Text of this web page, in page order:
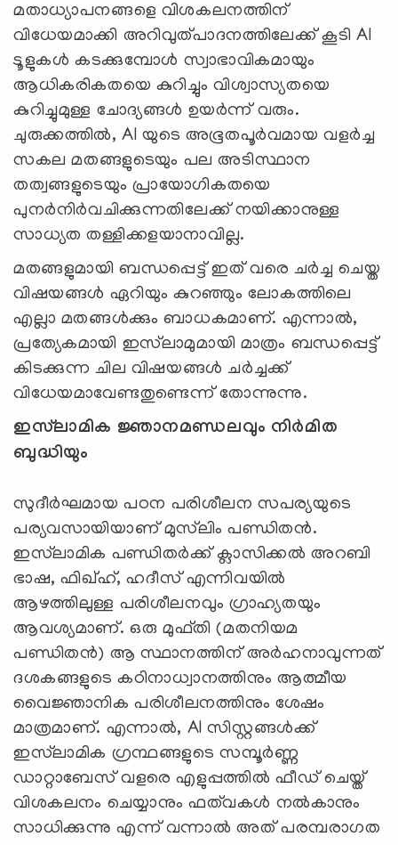
മതാധ്യാപനങ്ങളെ വിശകലനത്തിന്
വിധേയമാക്കി അറിവുത്പാദനത്തിലേക്ക് കൂടി AI
ടൂളുകള്‍ കടക്കുമ്പോള്‍ സ്വാഭാവികമായും
ആധികരികതയെ കുറിച്ചും വിശ്വാസ്യതയെ
കുറിച്ചുമുള്ള ചോദ്യങ്ങള്‍ ഉയര്‍ന്ന് വരും.
ചുരുക്കത്തില്‍, AI യുടെ അഭൂതപൂര്‍വമായ വളര്‍ച്ച
സകല മതങ്ങളുടെയും പല അടിസ്ഥാന
തത്വങ്ങളുടെയും പ്രായോഗികതയെ
പുനര്‍നിര്‍വചിക്കുന്നതിലേക്ക് നയിക്കാനുള്ള
സാധ്യത തള്ളിക്കളയാനാവില്ല.
മതങ്ങളുമായി ബന്ധപ്പെട്ട് ഇത് വരെ ചര്‍ച്ച ചെയ്ത
വിഷയങ്ങള്‍ ഏറിയും കുറഞ്ഞും ലോകത്തിലെ
എല്ലാ മതങ്ങള്‍ക്കും ബാധകമാണ്. എന്നാല്‍,
പ്രത്യേകമായി ഇസ്‍ലാമുമായി മാത്രം ബന്ധപ്പെട്ട്
കിടക്കുന്ന ചില വിഷയങ്ങള്‍ ചര്‍ച്ചക്ക്
വിധേയമാവേണ്ടതുണ്ടെന്ന് തോന്നുന്നു.
ഇസ്‍ലാമിക ജ്ഞാനമണ്ഡലവും നിര്‍മിത
ബുദ്ധിയും
സുദീര്‍ഘമായ പഠന പരിശീലന സപര്യയുടെ
പര്യവസായിയാണ് മുസ്‍‌ലിം പണ്ഡിതന്‍.
ഇസ്‍ലാമിക പണ്ഡിതര്‍ക്ക് ക്ലാസിക്കല്‍ അറബി
ഭാഷ, ഫിഖ്ഹ്, ഹദീസ് എന്നിവയില്‍
ആഴത്തിലുള്ള പരിശീലനവും ഗ്രാഹ്യതയും
ആവശ്യമാണ്. ഒരു മുഫ്തി (മതനിയമ
പണ്ഡിതന്‍) ആ സ്ഥാനത്തിന് അര്‍ഹനാവുന്നത്
ദശകങ്ങളുടെ കഠിനാധ്വാനത്തിനും ആത്മീയ
വൈജ്ഞാനിക പരിശീലനത്തിനും ശേഷം
മാത്രമാണ്. എന്നാല്‍, AI സിസ്റ്റങ്ങള്‍ക്ക്
ഇസ്‍ലാമിക ഗ്രന്ഥങ്ങളുടെ സമ്പൂര്‍ണ്ണ
ഡാറ്റാബേസ് വളരെ എളുപ്പത്തില്‍ ഫീഡ് ചെയ്ത്
വിശകലനം ചെയ്യാനും ഫത്‍വകള്‍ നല്‍കാനും
സാധിക്കുന്നു എന്ന് വന്നാല്‍ അത് പരമ്പരാഗത